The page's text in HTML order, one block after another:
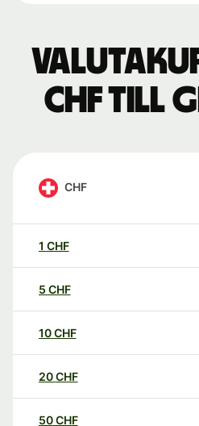
CHF till
CHF
1 CHF
5 CHF
10CHF
20CHF
50CHF